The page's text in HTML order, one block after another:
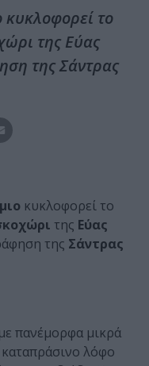
κυκλοφορεί το
της Εύας
της Σάντρας
κυκλοφορεί το
της Εύας
της Σάντρας
πανέμορφα μικρά
λόφο